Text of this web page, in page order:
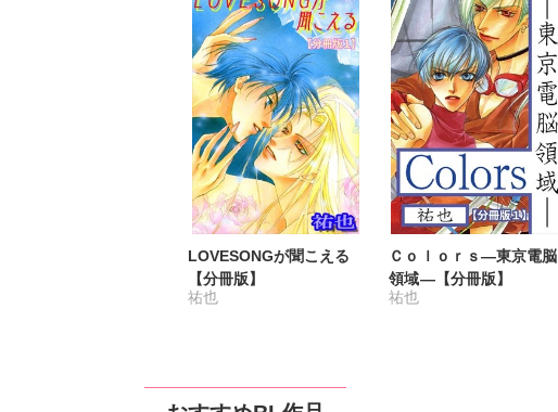
LOVESONGが聞こえる
【分冊版】
祐也
Ｃｏｌｏｒｓ―東京電脳
領域―【分冊版】
祐也